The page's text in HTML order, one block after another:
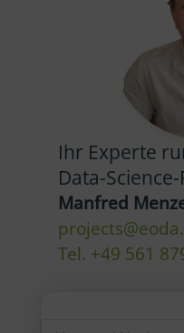
Ihr Experte
Data-
Manfred
Tel. +49 561